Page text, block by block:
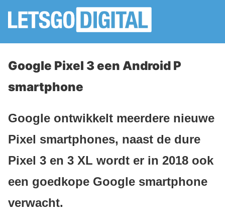
Google Pixel 3 een Android P
smartphone
Google ontwikkelt meerdere nieuwe
Pixel smartphones, naast de dure
Pixel 3 en 3 XL wordt er in 2018 ook
een goedkope Google smartphone
verwacht.